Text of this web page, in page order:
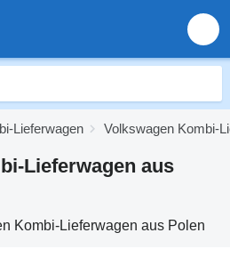
Lieferwagen Volkswagen Kombi-
Lieferwagen aus
Kombi-Lieferwagen aus Polen